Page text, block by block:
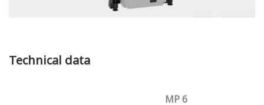
Technical data
MP 6